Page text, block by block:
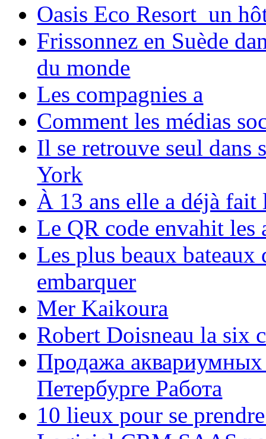
Oasis Eco Resort un
Frissonnez en Suède
du monde
Les compagnies a
Comment les médias
Il se retrouve seul dans
York
À 13 ans elle a déjà
Le QR code envahit les
Les plus beaux bateaux
embarquer
Mer Kaikoura
Robert Doisneau la six
Продажа аквариумных
Петербурге Работа
10 lieux pour se